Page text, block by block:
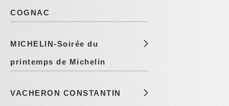
COGNAC
MICHELIN-Soirée du
printemps de Michelin
VACHERON CONSTANTIN